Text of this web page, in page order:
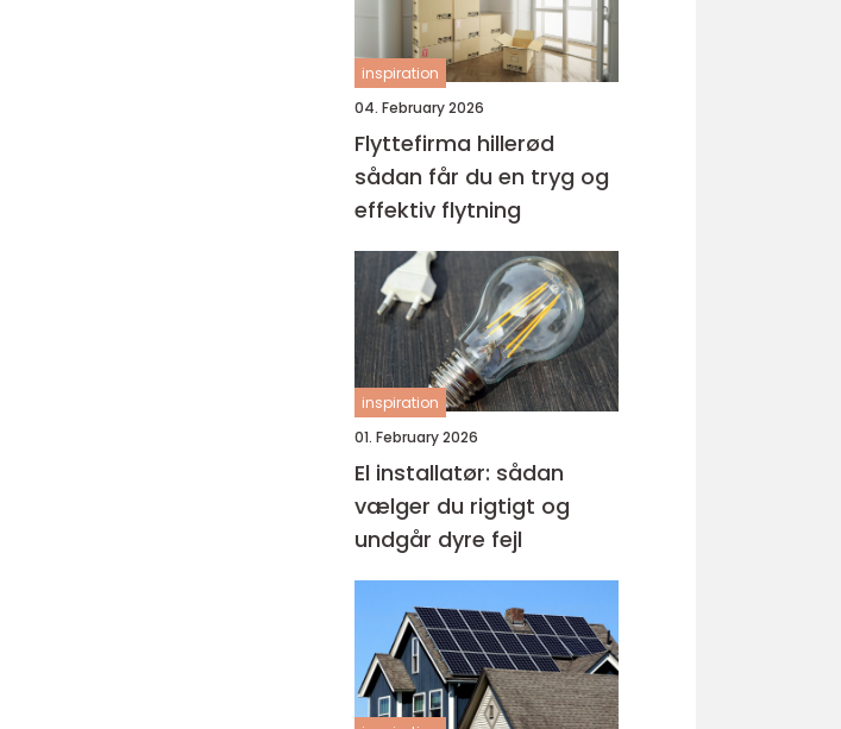
inspiration
04. February 2026
Flyttefirma hillerød
sådan får du en tryg og
effektiv flytning
inspiration
01. February 2026
El installatør: sådan
vælger du rigtigt og
undgår dyre fejl